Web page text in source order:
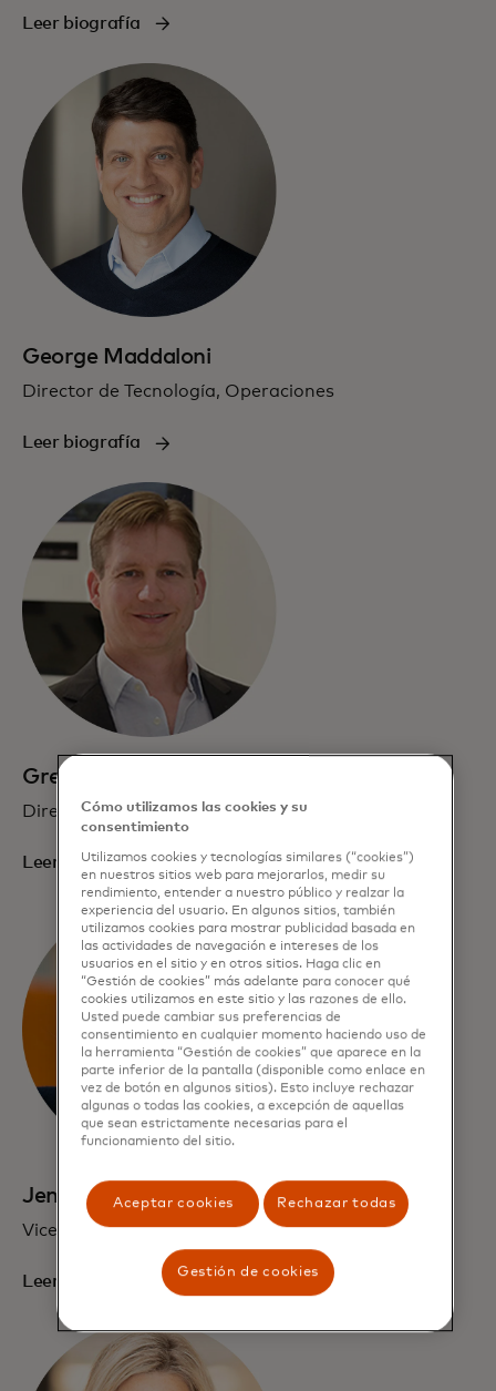
Leer biografía
George Maddaloni
Director de Tecnología, Operaciones
Leer biografía
Greg Ulrich
Director de IA y Datos
Leer biografía
Jennifer Erickson
Vicepresidente Ejecutivo, Comunicaciones
Leer biografía
Cómo utilizamos las cookies y su
consentimiento
Utilizamos cookies y tecnologías similares (“cookies”)
en nuestros sitios web para mejorarlos, medir su
rendimiento, entender a nuestro público y realzar la
experiencia del usuario. En algunos sitios, también
utilizamos cookies para mostrar publicidad basada en
las actividades de navegación e intereses de los
usuarios en el sitio y en otros sitios. Haga clic en
“Gestión de cookies” más adelante para conocer qué
cookies utilizamos en este sitio y las razones de ello.
Usted puede cambiar sus preferencias de
consentimiento en cualquier momento haciendo uso de
la herramienta “Gestión de cookies” que aparece en la
parte inferior de la pantalla (disponible como enlace en
vez de botón en algunos sitios). Esto incluye rechazar
algunas o todas las cookies, a excepción de aquellas
que sean estrictamente necesarias para el
funcionamiento del sitio.
Aceptar cookies Rechazar todas
Gestión de cookies